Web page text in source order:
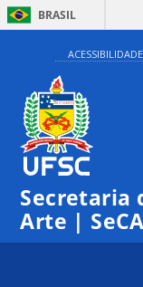
BRASIL
ACESSIBILIDADE
Secretaria
Arte |
0:00
1:00